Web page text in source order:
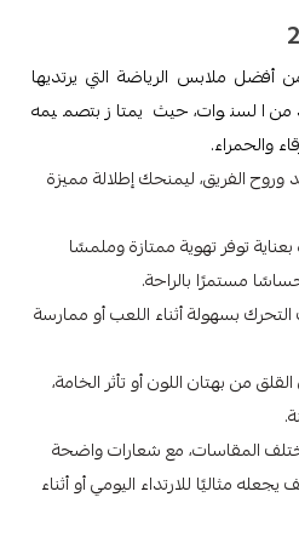
أفضل ملابس الرياضة التي يرتديها
السنوات، حيث يمتاز بتصميمه
وروح الفريق، ليمنحك إطلالة مميزة
توفر تهوية ممتازة وملمسًا
مستمرًا بالراحة.
بسهولة أثناء اللعب أو ممارسة
من بهتان اللون أو تأثر الخامة،
المقاسات، مع شعارات واضحة
مثاليًا للارتداء اليومي أو أثناء